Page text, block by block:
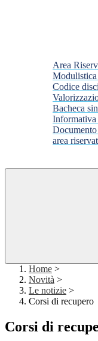
Area
Codice
Bacheca
area
Home >
Novità >
Le notizie >
Corsi di recupero
Corsi di